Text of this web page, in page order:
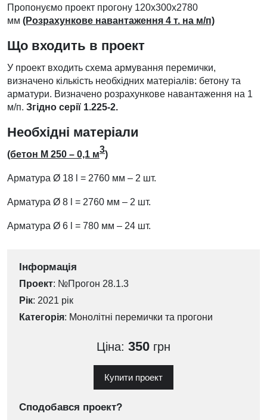
Пропонуємо проект прогону 120х300х2780
мм (Розрахункове навантаження 4 т. на м/п)
Що входить в проект
У проект входить схема армування перемички,
визначено кількість необхідних матеріалів: бетону та
арматури. Визначено розрахункове навантаження на 1
м/п. Згідно серії 1.225-2.
Необхідні матеріали
(бетон М 250 – 0,1 м3)
Арматура Ø 18 l = 2760 мм – 2 шт.
Арматура Ø 8 l = 2760 мм – 2 шт.
Арматура Ø 6 l = 780 мм – 24 шт.
Інформація
Проект: №Прогон 28.1.3
Рік: 2021 рік
Категорія: Монолітні перемички та прогони
Ціна: 350 грн
Купити проект
Сподобався проект?